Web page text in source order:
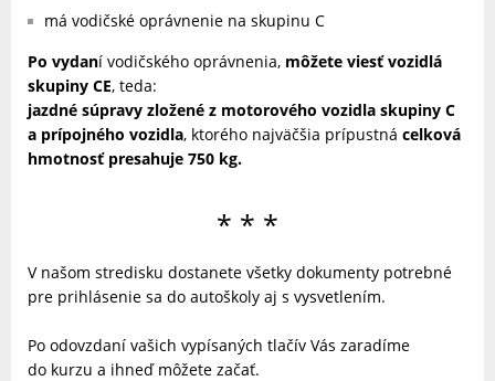
má vodičské oprávnenie na skupinu C
Po vydaní vodičského oprávnenia, môžete viesť vozidlá
skupiny CE, teda:
jazdné súpravy zložené z motorového vozidla skupiny C
a prípojného vozidla, ktorého najväčšia prípustná celková
hmotnosť presahuje 750 kg.
* * *
V našom stredisku dostanete všetky dokumenty potrebné
pre prihlásenie sa do autoškoly aj s vysvetlením.
Po odovzdaní vašich vypísaných tlačív Vás zaradíme
do kurzu a ihneď môžete začať.